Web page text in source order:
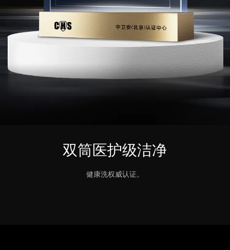
双筒医护级洁净
健康洗权威认证。